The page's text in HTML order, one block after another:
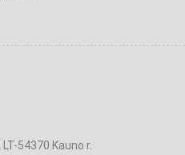
54370 Kauno r.